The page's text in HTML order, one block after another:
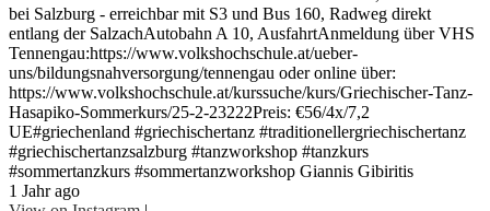
bei Salzburg - erreichbar mit S3 und Bus 160, Radweg direkt
entlang der SalzachAutobahn A 10, AusfahrtAnmeldung über VHS
Tennengau:https://www.volkshochschule.at/ueber-
uns/bildungsnahversorgung/tennengau oder online über:
https://www.volkshochschule.at/kurssuche/kurs/Griechischer-Tanz-
Hasapiko-Sommerkurs/25-2-23222Preis: €56/4x/7,2
UE#griechenland #griechischertanz #traditionellergriechischertanz
#griechischertanzsalzburg #tanzworkshop #tanzkurs
#sommertanzkurs #sommertanzworkshop Giannis Gibiritis
1 Jahr ago